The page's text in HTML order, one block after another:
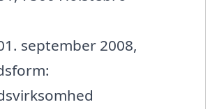
september 2008,